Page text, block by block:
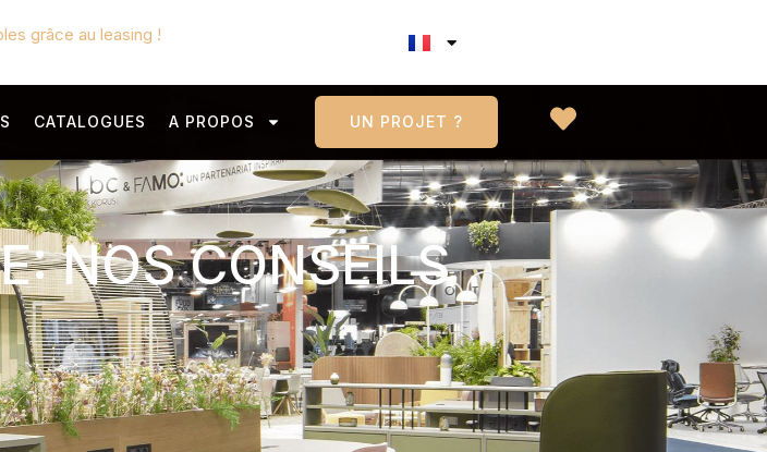
grâce au leasing !
CATALOGUES A PROPOS UN PROJET ?
NOS CONSEILS